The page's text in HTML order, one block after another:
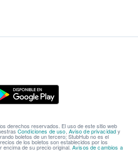
derechos reservados. El uso de este sitio web
Condiciones de uso Aviso de privacidady
boletos de un tercero; StubHub no es el
de los boletos son establecidos por los
de su precio original. Avisos de cambios a